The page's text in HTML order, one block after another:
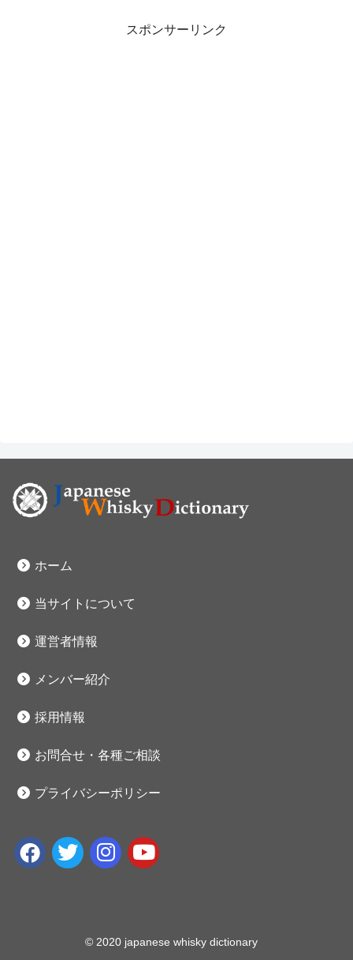
スポンサーリンク
ホーム
当サイトについて
運営者情報
メンバー紹介
採用情報
お問合せ・各種ご相談
プライバシーポリシー
© 2020 japanese whisky dictionary